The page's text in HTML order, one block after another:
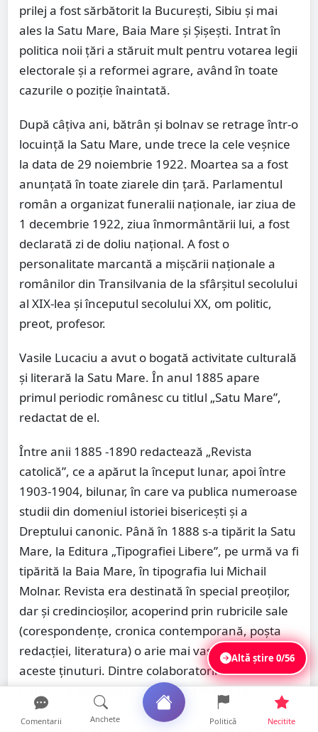
prilej a fost sărbătorit la Bucureşti, Sibiu şi mai
ales la Satu Mare, Baia Mare şi Şişeşti. Intrat în
politica noii ţări a stăruit mult pentru votarea legii
electorale şi a reformei agrare, având în toate
cazurile o poziţie înaintată.
După câţiva ani, bătrân şi bolnav se retrage într-o
locuinţă la Satu Mare, unde trece la cele veşnice
la data de 29 noiembrie 1922. Moartea sa a fost
anunţată în toate ziarele din ţară. Parlamentul
român a organizat funeralii naţionale, iar ziua de
1 decembrie 1922, ziua înmormântării lui, a fost
declarată zi de doliu naţional. A fost o
personalitate marcantă a mişcării naţionale a
românilor din Transilvania de la sfârşitul secolului
al XIX-lea şi începutul secolului XX, om politic,
preot, profesor.
Vasile Lucaciu a avut o bogată activitate culturală
şi literară la Satu Mare. În anul 1885 apare
primul periodic românesc cu titlul „Satu Mare”,
redactat de el.
Între anii 1885 -1890 redactează „Revista
catolică”, ce a apărut la început lunar, apoi între
1903-1904, bilunar, în care va publica numeroase
studii din domeniul istoriei bisericeşti şi a
Dreptului canonic. Până în 1888 s-a tipărit la Satu
Mare, la Editura „Tipografiei Libere”, pe urmă va fi
tipărită la Baia Mare, în tipografia lui Michail
Molnar. Revista era destinată în special preoţilor,
dar şi credincioşilor, acoperind prin rubricile sale
(corespondenţe, cronica contemporană, poşta
redacţiei, literatura) o arie mai vastă a culturii din
aceste ţinuturi. Dintre colaboratorii Revistei
Catolice îl amintim pe episcopul martir Dr.
Demetriu Radu. În perioada sătmăreană a
Altă știre0/56
Comentarii Anchete Politică Necitite